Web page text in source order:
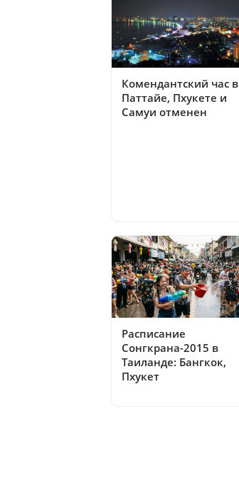
Комендантский час в
Паттайе, Пхукете и
Самуи отменен
Расписание
Сонгкрана-2015 в
Таиланде: Бангкок,
Пхукет